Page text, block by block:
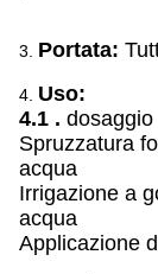
3. Portata:
4. Uso:
4.1 . dosaggio
Spruzzatura
acqua
Irrigazione a
acqua
Applicazione